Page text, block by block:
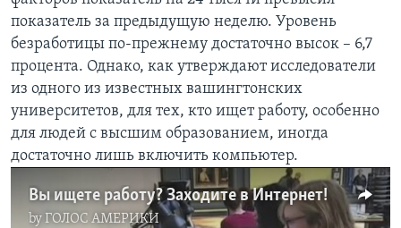
Learning English
СОЦИАЛЬНЫЕ СЕТИ
Языки
показатель за предыдущую неделю. Уровень
безработицы по-прежнему достаточно высок – 6,7
процента. Однако, как утверждают исследователи
из одного из известных вашингтонских
университетов, для тех, кто ищет работу, особенно
для людей с высшим образованием, иногда
достаточно лишь включить компьютер.
Вы ищете работу? Заходите в Интернет!
byГОЛОС АМЕРИКИ